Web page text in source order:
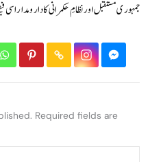
جمہوری مستقبل اور نظامِ حکمرانی کا دار و مدار اسی
Required fields are